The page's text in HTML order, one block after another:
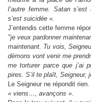
l’autre femme. Satan
s’est suicidée ».
J’entendis cette femme
"je veux pardonner
maintenant. Tu vois,
démons vont venir me
me torturer parce que j’ai
pires. S’il te plaît, Seigneur,
Le Seigneur ne répondit
« viens…, avançons ».